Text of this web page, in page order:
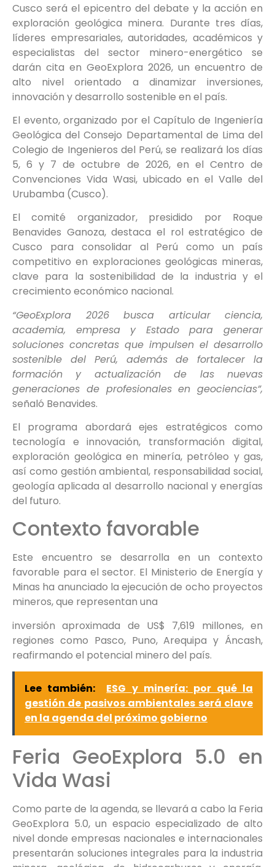
Cusco será el epicentro del debate y la acción en
exploración geológica minera. Durante tres días,
líderes empresariales, autoridades, académicos y
especialistas del sector minero-energético se
darán cita en GeoExplora 2026, un encuentro de
alto nivel orientado a dinamizar inversiones,
innovación y desarrollo sostenible en el país.
El evento, organizado por el Capítulo de Ingeniería
Geológica del Consejo Departamental de Lima del
Colegio de Ingenieros del Perú, se realizará los días
5, 6 y 7 de octubre de 2026, en el Centro de
Convenciones Vida Wasi, ubicado en el Valle del
Urubamba (Cusco).
El comité organizador, presidido por Roque
Benavides Ganoza, destaca el rol estratégico de
Cusco para consolidar al Perú como un país
competitivo en exploraciones geológicas mineras,
clave para la sostenibilidad de la industria y el
crecimiento económico nacional.
“GeoExplora 2026 busca articular ciencia,
academia, empresa y Estado para generar
soluciones concretas que impulsen el desarrollo
sostenible del Perú, además de fortalecer la
formación y actualización de las nuevas
generaciones de profesionales en geociencias”,
señaló Benavides.
El programa abordará ejes estratégicos como
tecnología e innovación, transformación digital,
exploración geológica en minería, petróleo y gas,
así como gestión ambiental, responsabilidad social,
geología aplicada al desarrollo nacional y energías
del futuro.
Contexto favorable
Este encuentro se desarrolla en un contexto
favorable para el sector. El Ministerio de Energía y
Minas ha anunciado la ejecución de ocho proyectos
mineros, que representan una
inversión aproximada de US$ 7,619 millones, en
regiones como Pasco, Puno, Arequipa y Áncash,
reafirmando el potencial minero del país.
Lee también:
ESG y minería: por qué la
gestión de pasivos ambientales será clave
en la agenda del próximo gobierno
Feria GeoExplora 5.0 en
Vida Wasi
Como parte de la agenda, se llevará a cabo la Feria
GeoExplora 5.0, un espacio especializado de alto
nivel donde empresas nacionales e internacionales
presentarán soluciones integrales para la industria